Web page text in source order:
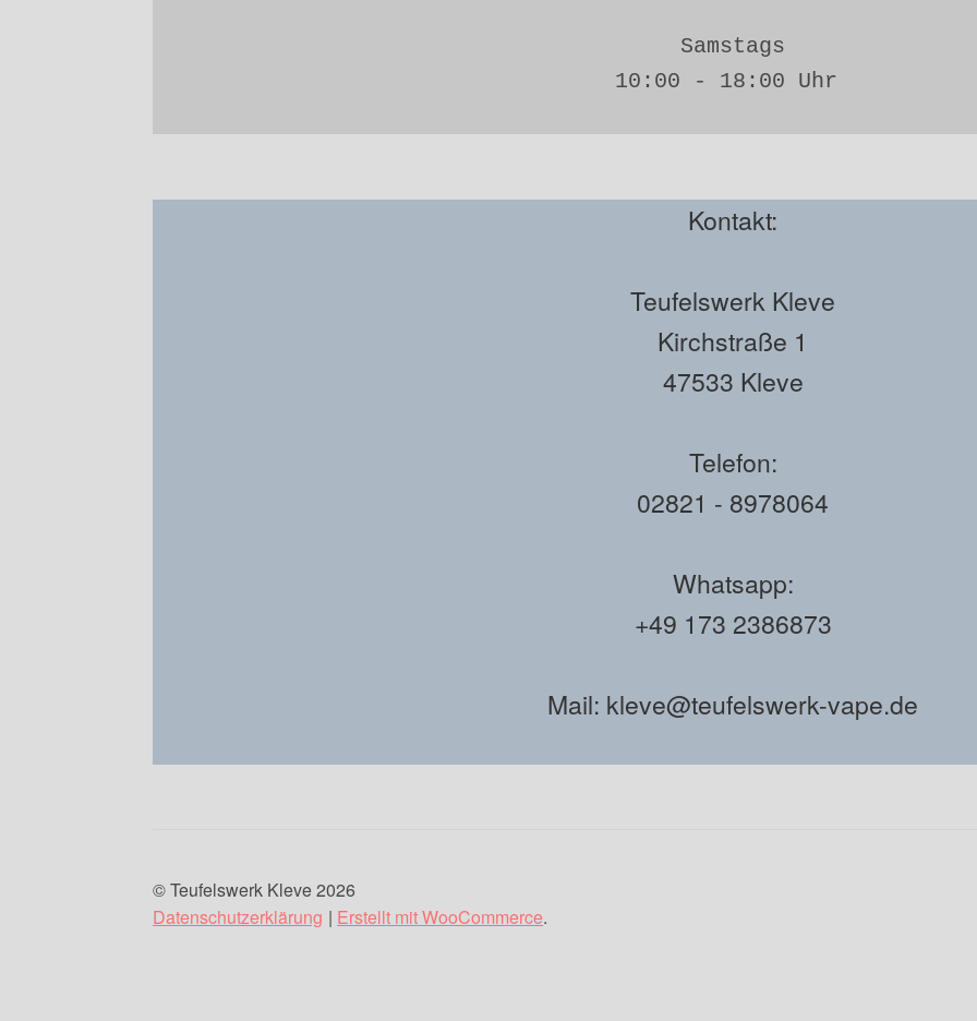
Samstags
10:00 - 18:00 Uhr
Kontakt:
Teufelswerk Kleve
Kirchstraße 1
47533 Kleve
Telefon:
02821 - 8978064
Whatsapp:
+49 173 2386873
Mail: kleve@teufelswerk-vape.de
© Teufelswerk Kleve 2026
Datenschutzerklärung
Erstellt mit WooCommerce.